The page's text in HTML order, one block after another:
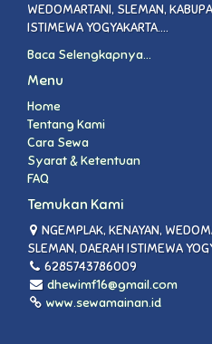
WEDOMARTANI, SLEMAN,
ISTIMEWA YOGYAKARTA....
Baca Selengkapnya...
Menu
Home
Tentang Kami
Cara Sewa
Syarat & Ketentuan
FAQ
Temukan Kami
NGEMPLAK, KENAYAN,
SLEMAN, DAERAH ISTIMEWA
6285743786009
dhewimf16@gmail.com
www.sewamainan.id